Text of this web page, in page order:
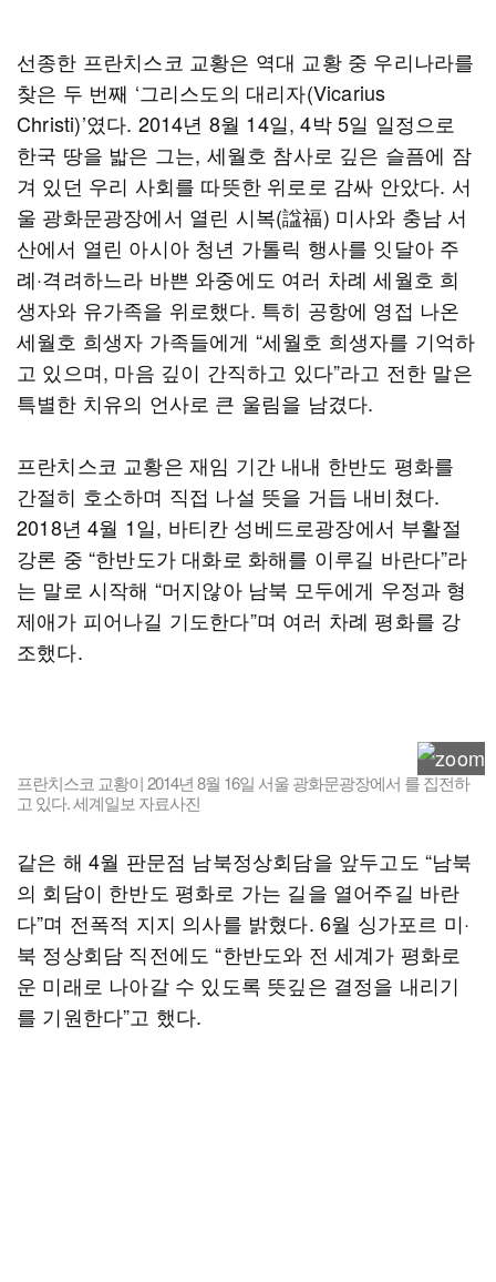
선종한 프란치스코 교황은 역대 교황 중 우리나라를
찾은 두 번째 ‘그리스도의 대리자(Vicarius
Christi)’였다. 2014년 8월 14일, 4박 5일 일정으로
한국 땅을 밟은 그는, 세월호 참사로 깊은 슬픔에 잠
겨 있던 우리 사회를 따뜻한 위로로 감싸 안았다. 서
울 광화문광장에서 열린 시복(諡福) 미사와 충남 서
산에서 열린 아시아 청년 가톨릭 행사를 잇달아 주
례·격려하느라 바쁜 와중에도 여러 차례 세월호 희
생자와 유가족을 위로했다. 특히 공항에 영접 나온
세월호 희생자 가족들에게 “세월호 희생자를 기억하
고 있으며, 마음 깊이 간직하고 있다”라고 전한 말은
특별한 치유의 언사로 큰 울림을 남겼다.
프란치스코 교황은 재임 기간 내내 한반도 평화를
간절히 호소하며 직접 나설 뜻을 거듭 내비쳤다.
2018년 4월 1일, 바티칸 성베드로광장에서 부활절
강론 중 “한반도가 대화로 화해를 이루길 바란다”라
는 말로 시작해 “머지않아 남북 모두에게 우정과 형
제애가 피어나길 기도한다”며 여러 차례 평화를 강
조했다.
프란치스코 교황이 2014년 8월 16일 서울 광화문광장에서 를 집전하
고 있다. 세계일보 자료사진
같은 해 4월 판문점 남북정상회담을 앞두고도 “남북
의 회담이 한반도 평화로 가는 길을 열어주길 바란
다”며 전폭적 지지 의사를 밝혔다. 6월 싱가포르 미·
북 정상회담 직전에도 “한반도와 전 세계가 평화로
운 미래로 나아갈 수 있도록 뜻깊은 결정을 내리기
를 기원한다”고 했다.